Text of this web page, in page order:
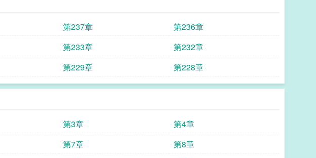
第237章
第236章
第233章
第232章
第229章 第228章
第3章
第4章
第7章
第8章